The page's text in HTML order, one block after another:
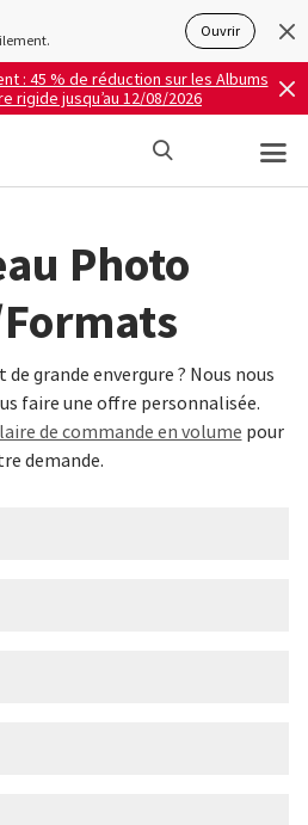
Ouvrir
: 45 % de réduction sur les Albums
rigide jusqu’au 12/08/2026
Photo
grande envergure ? Nous nous
faire une offre personnalisée.
de commande en volume pour
demande.